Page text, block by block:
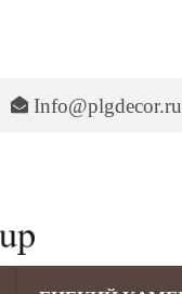
Info@plgdecor.ru